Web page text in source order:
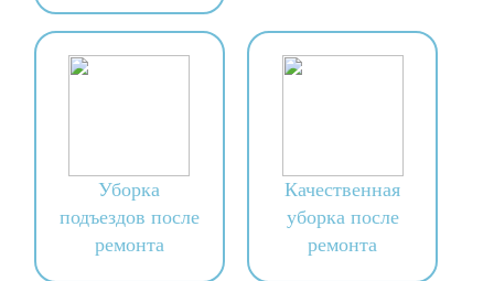
Уборка
подъездов после
ремонта
Качественная
уборка после
ремонта